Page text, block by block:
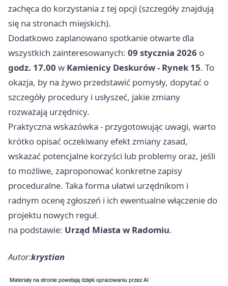
zachęca do korzystania z tej opcji (szczegóły znajdują
się na stronach miejskich).
Dodatkowo zaplanowano spotkanie otwarte dla
wszystkich zainteresowanych: 09 stycznia 2026 o
godz. 17.00 w Kamienicy Deskurów - Rynek 15. To
okazja, by na żywo przedstawić pomysły, dopytać o
szczegóły procedury i usłyszeć, jakie zmiany
rozważają urzędnicy.
Praktyczna wskazówka - przygotowując uwagi, warto
krótko opisać oczekiwany efekt zmiany zasad,
wskazać potencjalne korzyści lub problemy oraz, jeśli
to możliwe, zaproponować konkretne zapisy
proceduralne. Taka forma ułatwi urzędnikom i
radnym ocenę zgłoszeń i ich ewentualne włączenie do
projektu nowych reguł.
na podstawie: Urząd Miasta w Radomiu.
Autor:krystian